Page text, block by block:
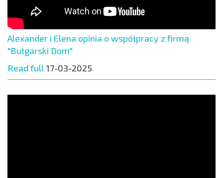
Alexander i Elena opinia o współpracy z firmą
"Bułgarski Dom"
Read full 17-03-2025